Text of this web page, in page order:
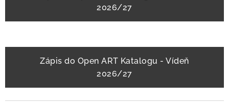
2026/27
Zápis do Open ART Katalogu - Vídeň
2026/27